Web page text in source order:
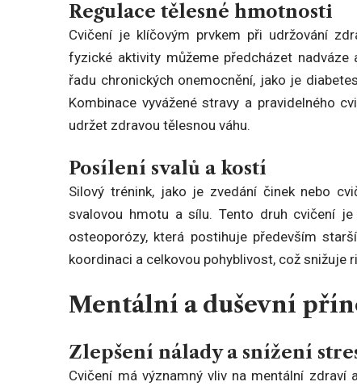
Regulace tělesné hmotnosti
Cvičení je klíčovým prvkem při udržování
fyzické aktivity můžeme předcházet
řadu chronických onemocnění, jako je
Kombinace vyvážené stravy a pravidelného
udržet zdravou tělesnou váhu.
Posílení svalů a kostí
Silový trénink, jako je zvedání činek nebo
svalovou hmotu a sílu. Tento druh cvičení
osteoporózy, která postihuje především
koordinaci a celkovou pohyblivost, což snižuje
Mentální a duševní
Zlepšení nálady a snížení
Cvičení má významný vliv na mentální